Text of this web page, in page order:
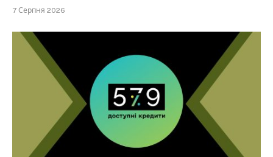
7 Серпня 2026